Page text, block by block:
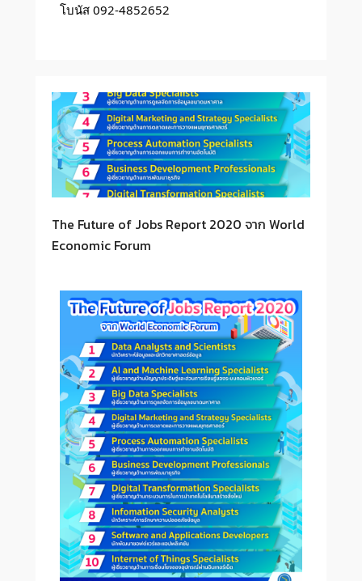
โบนัส 092-4852652
The Future of Jobs Report 2020 จาก World
Economic Forum